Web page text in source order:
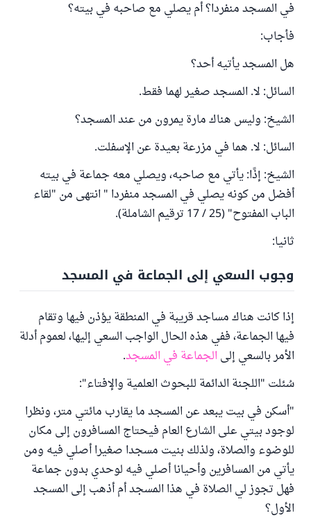
في المسجد منفردا؟ أم يصلي مع صاحبه في بيته؟
فأجاب:
هل المسجد يأتيه أحد؟
السائل: لا. المسجد صغير لهما فقط.
الشيخ: وليس هناك مارة يمرون من عند المسجد؟
السائل: لا. هما في مزرعة بعيدة عن الإسفلت.
الشيخ: إذًا: يأتي مع صاحبه، ويصلي معه جماعة في بيته
أفضل من كونه يصلي في المسجد منفردا " انتهى من "لقاء
الباب المفتوح" (25 / 17 ترقيم الشاملة).
ثانيا:
وجوب السعي إلى الجماعة في المسجد
إذا كانت هناك مساجد قريبة في المنطقة يؤذن فيها وتقام
فيها الجماعة، ففي هذه الحال الواجب السعي إليها، لعموم أدلة
الأمر بالسعي إلىالجماعة في المسجد.
سُئلت "اللجنة الدائمة للبحوث العلمية والإفتاء":
"أسكن في بيت يبعد عن المسجد ما يقارب مائتي متر، ونظرا
لوجود بيتي على الشارع العام فيحتاج المسافرون إلى مكان
للوضوء والصلاة، ولذلك بنيت مسجدا صغيرا أصلي فيه ومن
يأتي من المسافرين وأحيانا أصلي فيه لوحدي بدون جماعة
فهل تجوز لي الصلاة في هذا المسجد أم أذهب إلى المسجد
الأول؟